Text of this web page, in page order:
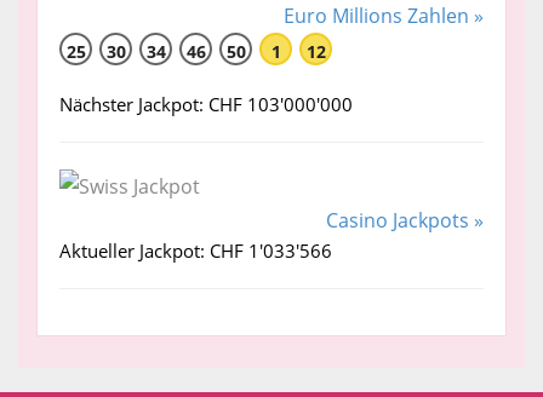
Euro Millions Zahlen »
25 30 34 46 50 1 12
Nächster Jackpot: CHF 103'000'000
Casino Jackpots »
Aktueller Jackpot: CHF 1'033'566